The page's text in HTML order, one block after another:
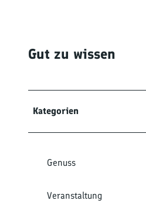
Gut zu wissen
Kategorien
Genuss
Veranstaltung